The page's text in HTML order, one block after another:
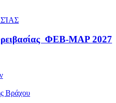
ΦΕΒ-ΜΑΡ 2027
Βράχου